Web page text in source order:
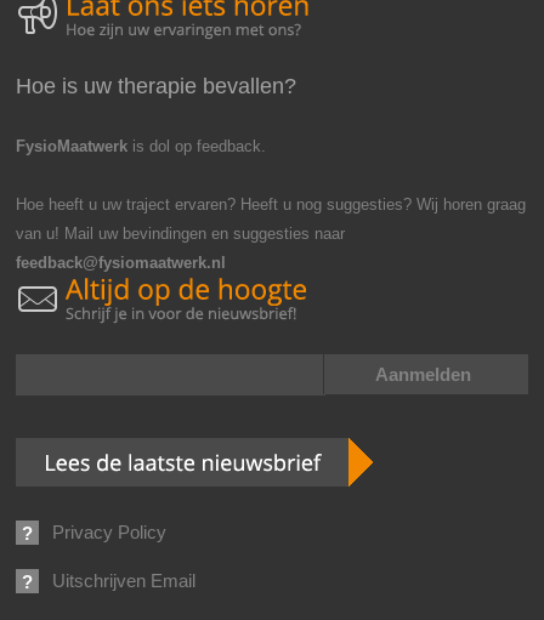
Hoe is uw therapie bevallen?
FysioMaatwerk is dol op feedback.
Hoe heeft u uw traject ervaren? Heeft u nog suggesties? Wij horen graag
van u! Mail uw bevindingen en suggesties naar
feedback@fysiomaatwerk.nl
Privacy Policy
Uitschrijven Email